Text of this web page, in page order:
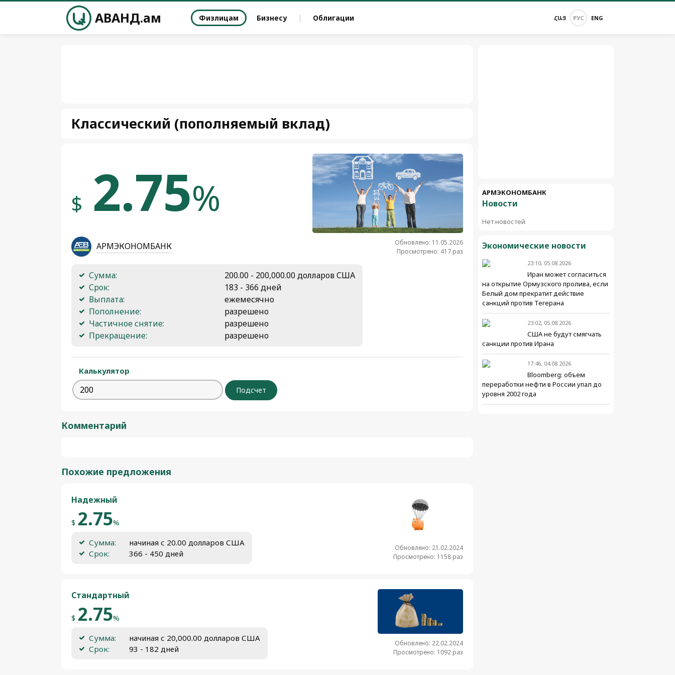
АВАНД.ам Физлицам Бизнесу Облигации ՀԱՅ РУС ENG
Классический (пополняемый вклад)
Обновлено: 11.05.2026
Просмотрено: 417 раз
$ 2.75%
АРМЭКОНОМБАНК
Сумма:
200.00 - 200,000.00 долларов США
Срок:
183 - 366 дней
Выплата:
ежемесячно
Пополнение:
разрешено
Частичное снятие:
разрешено
Прекращение:
разрешено
Калькулятор
Комментарий
Похожие предложения
Обновлено: 21.02.2024
Просмотрено: 1158 раз
Надежный
$ 2.75%
Сумма:
начиная с 20.00 долларов США
Срок:
366 - 450 дней
Обновлено: 22.02.2024
Просмотрено: 1092 раз
Стандартный
$ 2.75%
Сумма:
начиная с 20,000.00 долларов США
Срок:
93 - 182 дней
АРМЭКОНОМБАНК
Новости
Нет новостей
Экономические новости
23:10, 05.08.2026
Иран может согласиться
на открытие Ормузского пролива, если
Белый дом прекратит действие
санкций против Тегерана
23:02, 05.08.2026
США не будут смягчать
санкции против Ирана
17:46, 04.08.2026
Bloomberg: объем
переработки нефти в России упал до
уровня 2002 года